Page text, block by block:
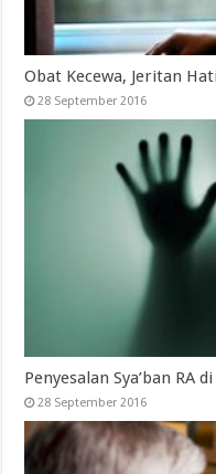
Obat Kecewa, Jeritan
28 September 2016
Penyesalan Sya’ban RA
28 September 2016